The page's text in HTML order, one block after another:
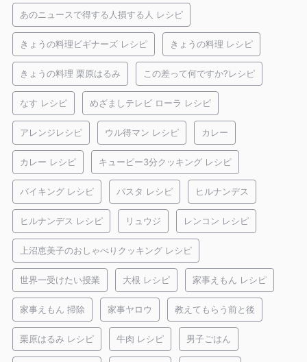
あのニュースで得する人損する人 レシピ
きょうの料理ビギナーズ レシピ きょうの料理 レシピ
きょうの料理 栗原はるみ この差って何ですか?レシピ
なす レシピ めざましテレビ ローラ レシピ
アレンジレシピ ウル得マン レシピ カレー
カレー レシピ キューピー3分クッキング レシピ
バイキング レシピ パスタ レシピ ヒルナンデス
ヒルナンデス レシピ リュウジ レンコン レシピ
上沼恵美子のおしゃべりクッキング レシピ
世界一受けたい授業 大根 レシピ 家事えもん レシピ
家事えもん 掃除 家事ヤロウ 教えてもらう前と後
栗原はるみ レシピ 牛肉 レシピ 男子ごはん